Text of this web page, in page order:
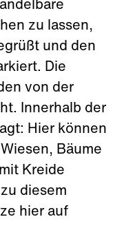
zu lassen,
und den
Die
von der
Innerhalb der
Hier können
Bäume
Kreide
diesem
hier auf